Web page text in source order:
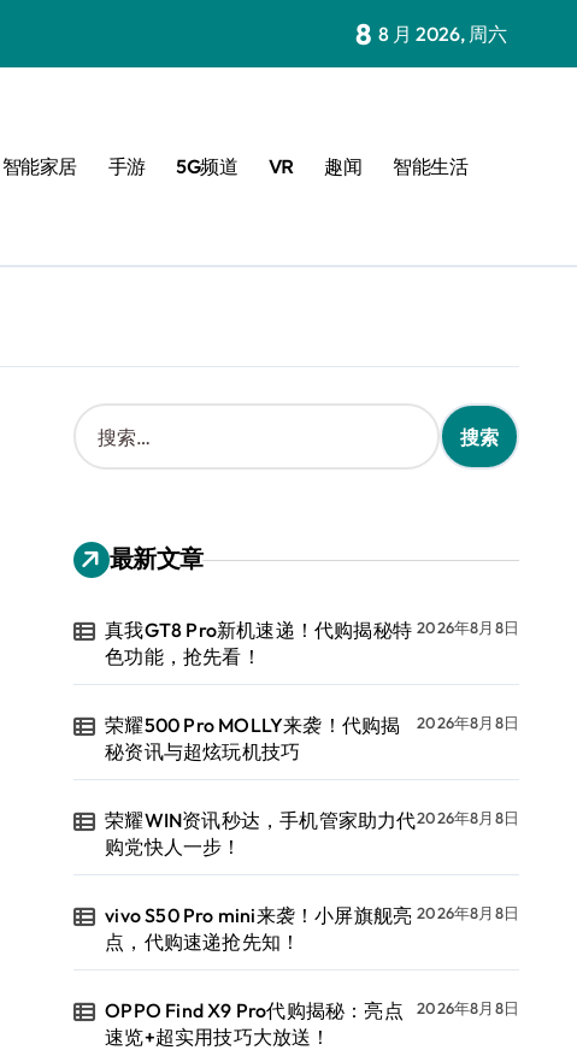
8 8 月 2026, 周六
智能家居 手游 5G频道 VR 趣闻 智能生活
搜
索
：
最新文章
真我GT8 Pro新机速递！代购揭秘特
色功能，抢先看！
2026年8月8日
荣耀500 Pro MOLLY来袭！代购揭
秘资讯与超炫玩机技巧
2026年8月8日
荣耀WIN资讯秒达，手机管家助力代
购党快人一步！
2026年8月8日
vivo S50 Pro mini来袭！小屏旗舰亮
点，代购速递抢先知！
2026年8月8日
OPPO Find X9 Pro代购揭秘：亮点
速览+超实用技巧大放送！
2026年8月8日